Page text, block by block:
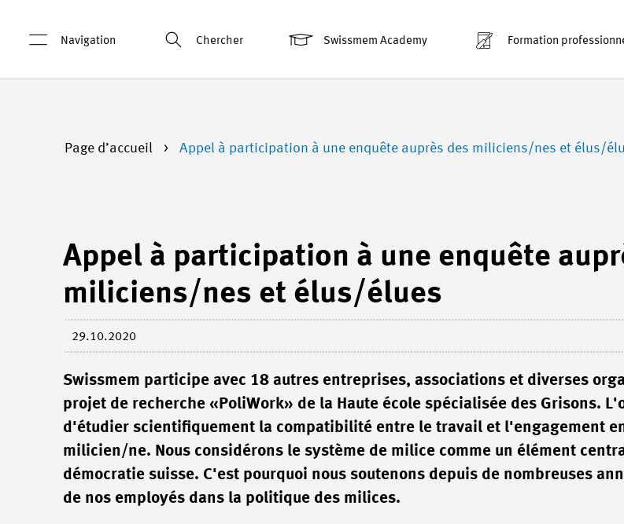
Navigation Chercher Swissmem Academy Formation
Page d’accueil Appel à participation à une enquête auprès des miliciens/nes et élus/
Appel à participation à une enquête
miliciens/nes et élus/élues
29.10.2020
Swissmem participe avec 18 autres entreprises, associations et diverses
projet de recherche «PoliWork» de la Haute école spécialisée des Grisons.
d'étudier scientifiquement la compatibilité entre le travail et l'engagement
milicien/ne. Nous considérons le système de milice comme un élément
démocratie suisse. C'est pourquoi nous soutenons depuis de nombreuses
de nos employés dans la politique des milices.